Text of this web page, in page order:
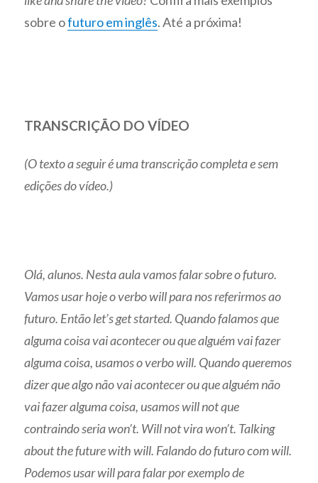
sobre ofuturo em inglês. Até a próxima!
TRANSCRIÇÃO DO VÍDEO
(O texto a seguir é uma transcrição completa e sem
edições do vídeo.)
Olá, alunos. Nesta aula vamos falar sobre o futuro.
Vamos usar hoje o verbo will para nos referirmos ao
futuro. Então let’s get started. Quando falamos que
alguma coisa vai acontecer ou que alguém vai fazer
alguma coisa, usamos o verbo will. Quando queremos
dizer que algo não vai acontecer ou que alguém não
vai fazer alguma coisa, usamos will not que
contraindo seria won’t. Will not vira won’t. Talking
about the future with will. Falando do futuro com will.
Podemos usar will para falar por exemplo de